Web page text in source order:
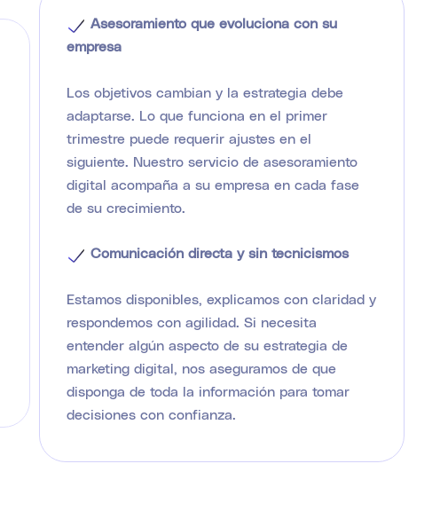
Asesoramiento que evoluciona con su
empresa
Los objetivos cambian y la estrategia debe
adaptarse. Lo que funciona en el primer
trimestre puede requerir ajustes en el
siguiente. Nuestro servicio de asesoramiento
digital acompaña a su empresa en cada fase
de su crecimiento.
Comunicación directa y sin tecnicismos
Estamos disponibles, explicamos con claridad y
respondemos con agilidad. Si necesita
entender algún aspecto de su estrategia de
marketing digital, nos aseguramos de que
disponga de toda la información para tomar
decisiones con confianza.